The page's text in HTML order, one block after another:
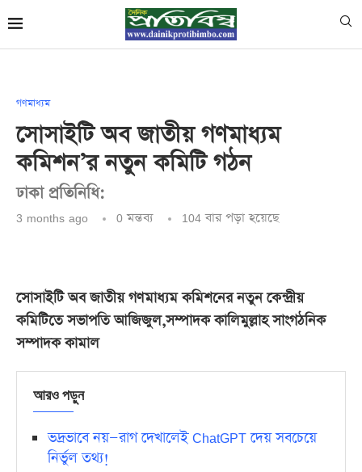
গণমাধ্যম
সোসাইটি অব জাতীয় গণমাধ্যম
কমিশন’র নতুন কমিটি গঠন
ঢাকা প্রতিনিধি:
3 months ago 0 মন্তব্য 104বার পড়া হয়েছে
সোসাইটি অব জাতীয় গণমাধ্যম কমিশনের নতুন কেন্দ্রীয়
কমিটিতে সভাপতি আজিজুল,সম্পাদক কালিমুল্লাহ সাংগঠনিক
সম্পাদক কামাল
আরও পড়ুন
ভদ্রভাবে নয়—রাগ দেখালেই ChatGPT দেয় সবচেয়ে
নির্ভুল তথ্য!